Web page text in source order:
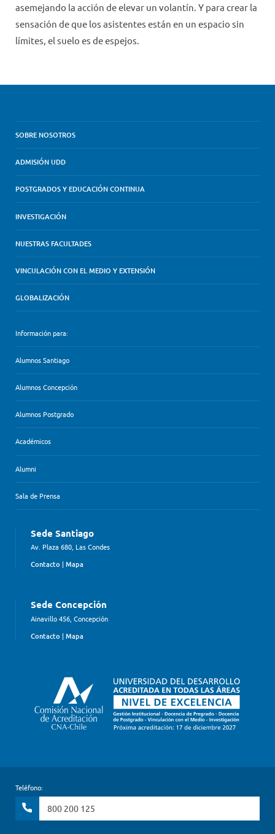
asemejando la acción de elevar un volantín. Y para crear la
sensación de que los asistentes están en un espacio sin
límites, el suelo es de espejos.
SOBRE NOSOTROS
ADMISIÓN UDD
POSTGRADOS Y EDUCACIÓN CONTINUA
INVESTIGACIÓN
NUESTRAS FACULTADES
VINCULACIÓN CON EL MEDIO Y EXTENSIÓN
GLOBALIZACIÓN
Información para:
Alumnos Santiago
Alumnos Concepción
Alumnos Postgrado
Académicos
Alumni
Sala de Prensa
Sede Santiago
Av. Plaza 680, Las Condes
Contacto | Mapa
Sede Concepción
Ainavillo 456, Concepción
Contacto | Mapa
Teléfono:
800 200 125